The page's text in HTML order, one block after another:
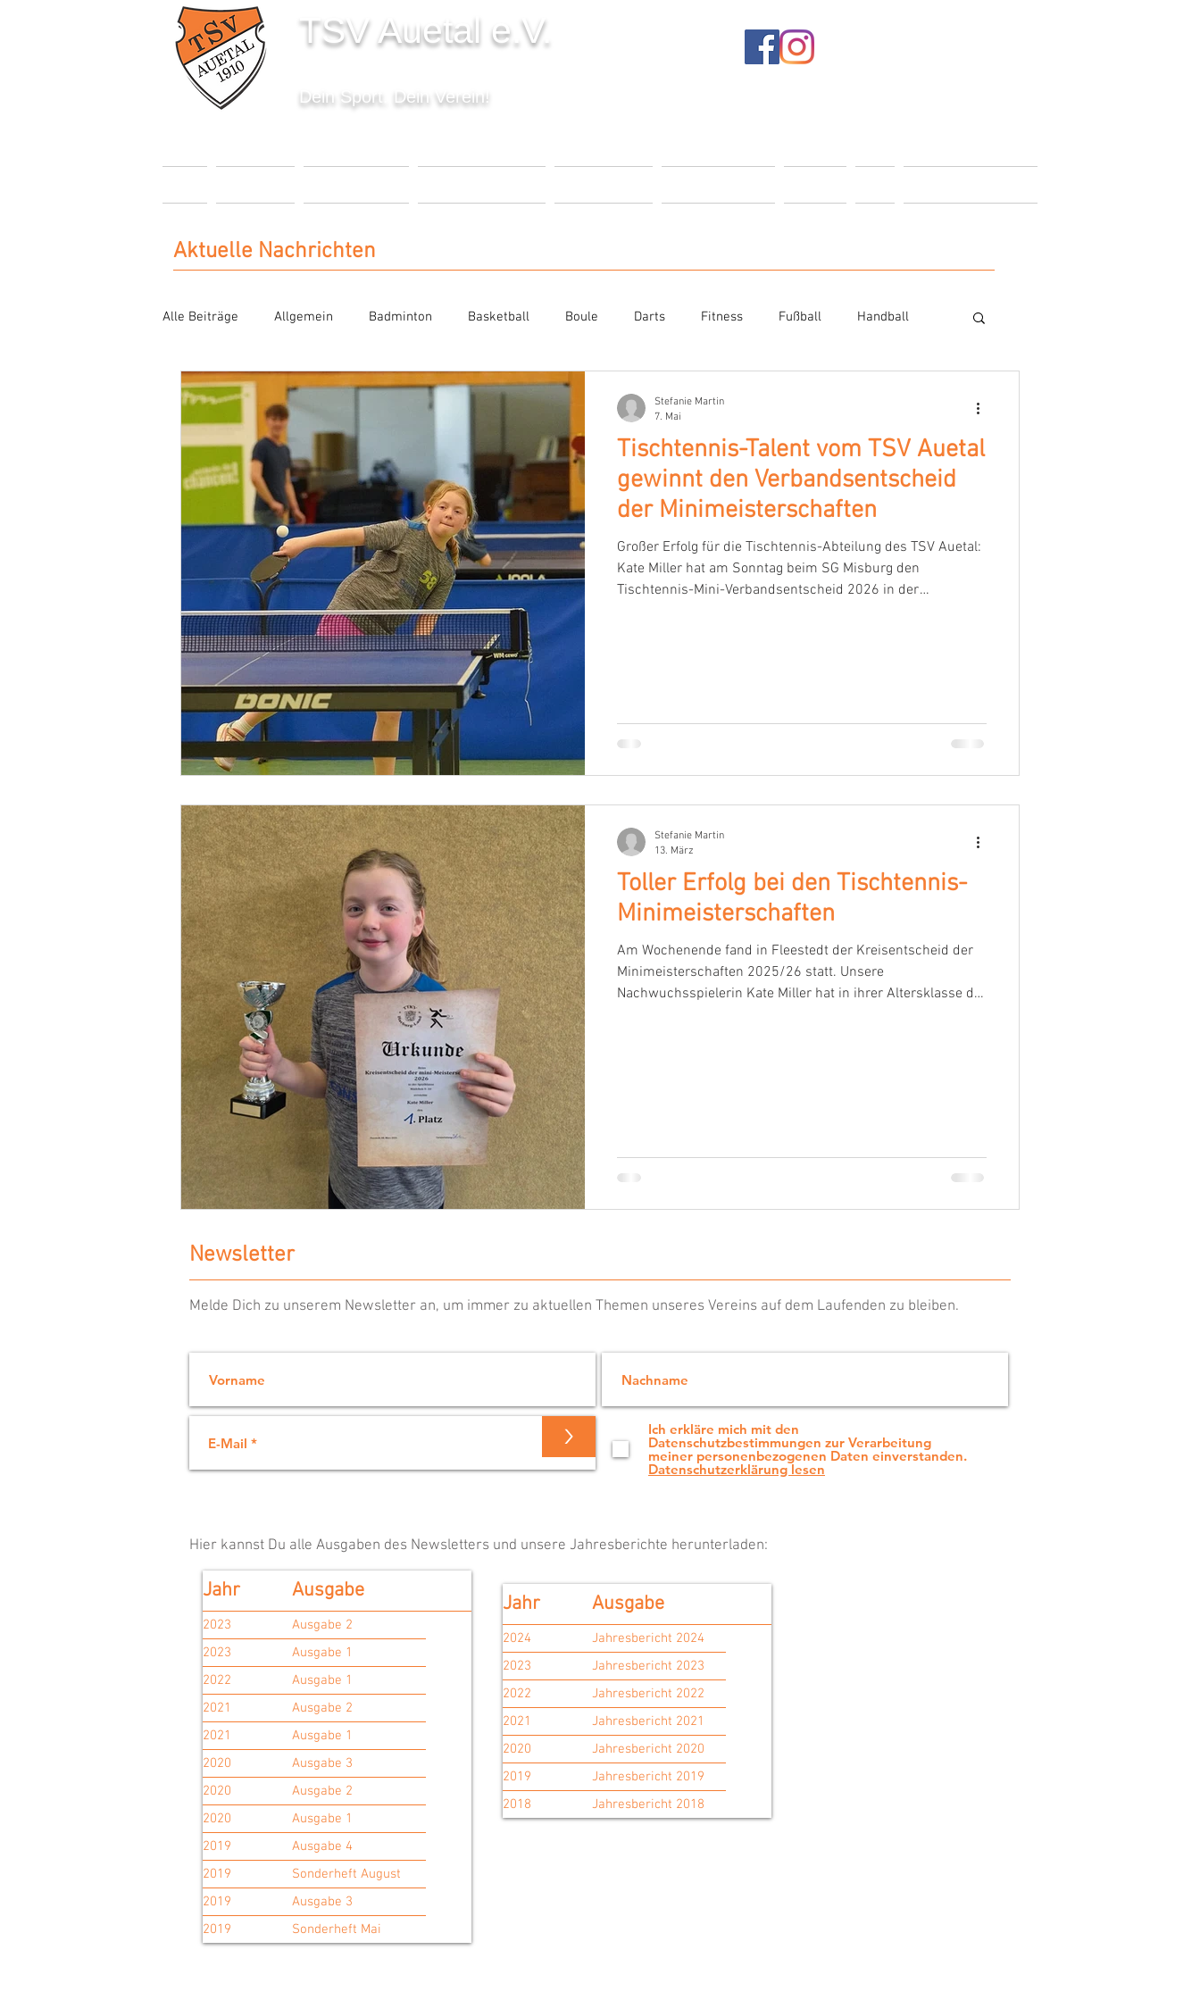
TSV Auetal e.V.
Dein Sport. Dein Verein!
Aktuelle Nachrichten
Alle Beiträge Allgemein Badminton Basketball Boule Darts Fitness Fußball Handball
Karate Kinderturnen Seniorensport Sportabzeichen
Volleyball Vorstand
Tischtennis-Talent vom TSV Auetal
gewinnt den Verbandsentscheid
der Minimeisterschaften
Großer Erfolg für die Tischtennis-Abteilung des TSV Auetal:
Kate Miller hat am Sonntag beim SG Misburg den
Tischtennis-Mini-Verbandsentscheid 2026 in der
Leistung: In insgesamt sechs Spielen gab sie lediglich einen
einz
Stefanie Martin
7. Mai
Toller Erfolg bei den Tischtennis-
Minimeisterschaften
Am Wochenende fand in Fleestedt der Kreisentscheid der
Minimeisterschaften 2025/26 statt. Unsere
Nachwuchsspielerin Kate Miller hat in ihrer Altersklasse der
Stefanie Martin
13. März
> Ich erkläre mich mit den
Datenschutzbestimmungen zur Verarbeitung
meiner personenbezogenen Daten einverstanden.
Datenschutzerklärung lesen
Newsletter
Melde Dich zu unserem Newsletter an, um immer zu aktuellen Themen unseres Vereins auf dem Laufenden zu bleiben.
Hier kannst Du alle Ausgaben des Newsletters und unsere Jahresberichte herunterladen:
Jahr Ausgabe
2023
Ausgabe 2
2023
Ausgabe 1
2022
Ausgabe 1
2021
Ausgabe 2
2021
Ausgabe 1
2020
Ausgabe 3
2020
Ausgabe 2
2020
Ausgabe 1
2019
Ausgabe 4
2019
Sonderheft August
2019
Ausgabe 3
2019
Sonderheft Mai
Jahr Ausgabe
2024
Jahresbericht 2024
2023
Jahresbericht 2023
2022
Jahresbericht 2022
2021
Jahresbericht 2021
2020
Jahresbericht 2020
2019
Jahresbericht 2019
2018
Jahresbericht 2018